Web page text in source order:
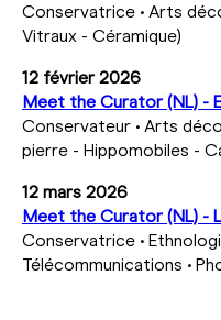
Conservatrice • Arts
Vitraux - Céramique)
12 février 2026
Meet the Curator (NL) -
Conservateur • Arts
pierre - Hippomobiles -
12 mars 2026
Meet the Curator (NL) -
Conservatrice •
Télécommunications •